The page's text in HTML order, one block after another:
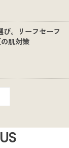
び。リーフセーフ
肌対策